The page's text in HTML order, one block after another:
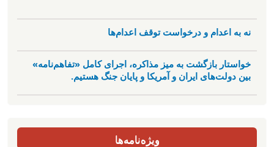
نه به اعدام و درخواست توقف اعدام‌ها
خواستار بازگشت به میز مذاکره، اجرای کامل «تفاهم‌نامه»
بین دولت‌های ایران و آمریکا و پایان جنگ هستیم.
ویژه‌نامه‌ها